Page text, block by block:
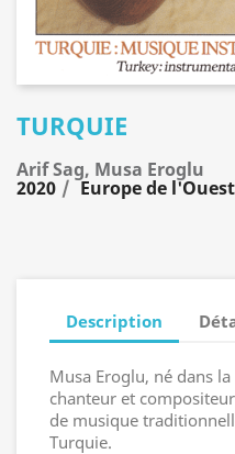
TURQUIE
Arif Sag, Musa Eroglu
2020 Europe de l'Ouest
Description
Musa Eroglu, né dans
chanteur et
de musique
Turquie.